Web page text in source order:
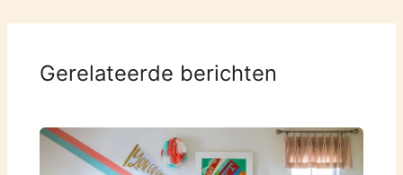
Gerelateerde berichten